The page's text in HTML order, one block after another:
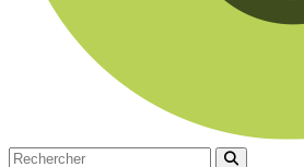
Rechercher
Rechercher